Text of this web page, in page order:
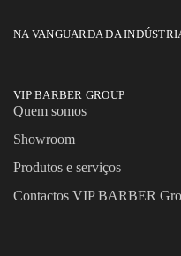
NA VANGUARDA DA
VIP BARBER GROUP
Quem somos
Showroom
Produtos e serviços
Contactos VIP BARBER